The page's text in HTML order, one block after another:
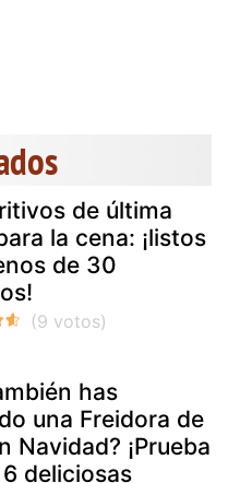
de última
la cena: ¡listos
de 30
has
una Freidora de
Navidad? ¡Prueba
deliciosas